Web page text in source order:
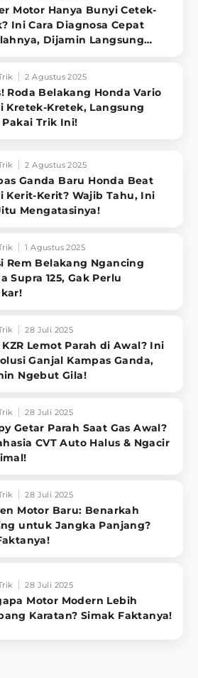
Motor Hanya Bunyi Cetek-
Ini Cara Diagnosa Cepat
Dijamin Langsung
2 Agustus 2025
Roda Belakang Honda Vario
Kretek-Kretek, Langsung
Trik Ini!
2 Agustus 2025
Ganda Baru Honda Beat
Kerit-Kerit? Wajib Tahu, Ini
Mengatasinya!
1 Agustus 2025
Rem Belakang Ngancing
Supra 125, Gak Perlu
28 Juli 2025
KZR Lemot Parah di Awal? Ini
Ganjal Kampas Ganda,
Ngebut Gila!
28 Juli 2025
Getar Parah Saat Gas Awal?
CVT Auto Halus & Ngacir
28 Juli 2025
Motor Baru: Benarkah
untuk Jangka Panjang?
28 Juli 2025
Motor Modern Lebih
Karatan? Simak Faktanya!